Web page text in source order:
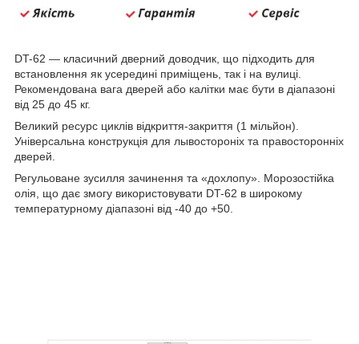
DT-62 — класичний дверний доводчик, що підходить для
встановлення як усередині приміщень, так і на вулиці.
Рекомендована вага дверей або калітки має бути в діапазоні
від 25 до 45 кг.
Великий ресурс циклів відкриття-закриття (1 мільйон).
Універсальна конструкція для лывостороніх та правосторонніх
дверей.
Регульоване зусилля зачинення та «дохлопу». Морозостійка
олія, що дає змогу використовувати DT-62 в широкому
температурному діапазоні від -40 до +50.